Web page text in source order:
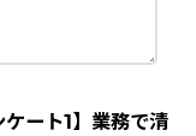
ート1】業務で清